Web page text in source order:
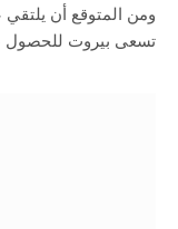
ومن المتوقع أن يلتقي
تسعى بيروت للحصول